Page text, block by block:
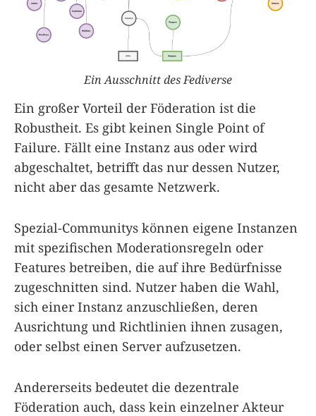
Ein Ausschnitt des Fediverse
Ein großer Vorteil der Föderation ist die
Robustheit. Es gibt keinen Single Point of
Failure. Fällt eine Instanz aus oder wird
abgeschaltet, betrifft das nur dessen Nutzer,
nicht aber das gesamte Netzwerk.
Spezial-Communitys können eigene Instanzen
mit spezifischen Moderationsregeln oder
Features betreiben, die auf ihre Bedürfnisse
zugeschnitten sind. Nutzer haben die Wahl,
sich einer Instanz anzuschließen, deren
Ausrichtung und Richtlinien ihnen zusagen,
oder selbst einen Server aufzusetzen.
Andererseits bedeutet die dezentrale
Föderation auch, dass kein einzelner Akteur